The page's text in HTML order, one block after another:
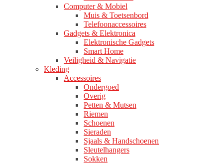
Computer & Mobiel
Muis & Toetsenbord
Telefoonaccessoires
Gadgets & Elektronica
Elektronische Gadgets
Smart Home
Veiligheid & Navigatie
Kleding
Accessoires
Ondergoed
Overig
Petten & Mutsen
Riemen
Schoenen
Sieraden
Sjaals & Handschoenen
Sleutelhangers
Sokken